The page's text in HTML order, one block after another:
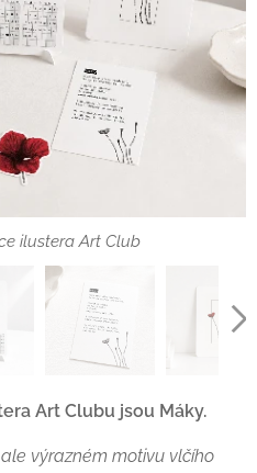
ilustera Art Club
3 měsíce
karta
tisk
Art Clubu jsou Máky.
výrazném motivu vlčího